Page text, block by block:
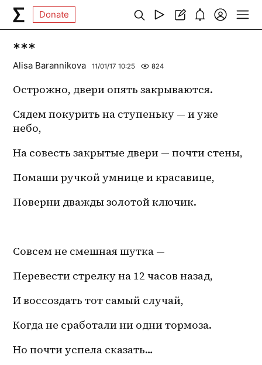
Donate
***
Alisa Barannikova 11/01/17 10:25 824
Острожно, двери опять закрываются.
Сядем покурить на ступеньку — и уже
небо,
На совесть закрытые двери — почти стены,
Помаши ручкой умнице и красавице,
Поверни дважды золотой ключик.
Совсем не смешная шутка —
Перевести стрелку на 12 часов назад,
И воссоздать тот самый случай,
Когда не сработали ни одни тормоза.
Но почти успела сказать…